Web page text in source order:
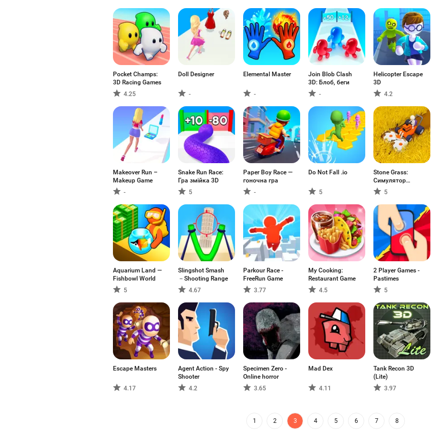
Pocket Champs:
3D Racing Games
4.25
Doll Designer
-
Elemental Master
-
Join Blob Clash
3D: Блоб, беги
-
Helicopter Escape
3D
4.2
Makeover Run –
Makeup Game
-
Snake Run Race:
Гра змійка 3D
5
Paper Boy Race —
гоночна гра
-
Do Not Fall .io
5
Stone Grass:
Симулятор
Фермы
5
Aquarium Land —
Fishbowl World
5
Slingshot Smash
－Shooting Range
4.67
Parkour Race -
FreeRun Game
3.77
My Cooking:
Restaurant Game
4.5
2 Player Games -
Pastimes
5
Escape Masters
4.17
Agent Action - Spy
Shooter
4.2
Specimen Zero -
Online horror
3.65
Mad Dex
4.11
Tank Recon 3D
(Lite)
3.97
1 2 3 4 5 6 7 8